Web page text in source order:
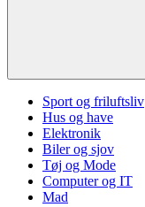
Sport og friluftsliv
Hus og have
Elektronik
Biler og sjov
Tøj og Mode
Computer og IT
Mad